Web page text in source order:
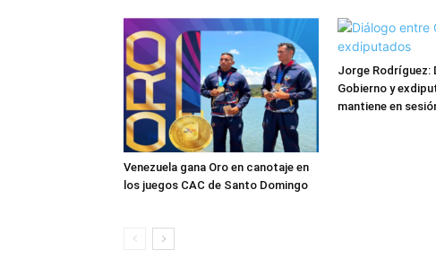
Venezuela gana Oro en canotaje en
los juegos CAC de Santo Domingo
Jorge Rodríguez:
Gobierno y
mantiene en